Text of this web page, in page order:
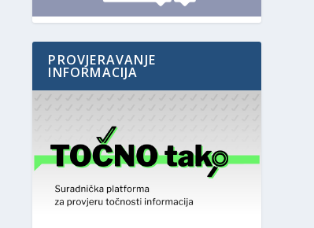
PROVJERAVANJE
INFORMACIJA